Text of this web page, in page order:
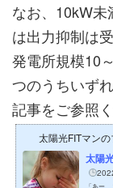
なお、10kW
は出力抑制は
発電所規模10
つのうちいず
記事をご参照
太陽光FITマン
太陽
「あー